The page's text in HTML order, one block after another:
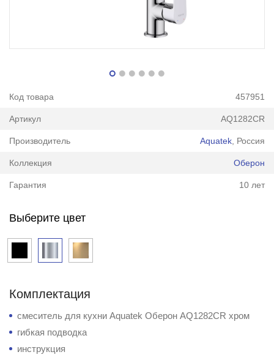
Код товара 457951
Артикул AQ1282CR
Производитель Aquatek , Россия
Коллекция Оберон
Гарантия 10 лет
Выберите цвет
Комплектация
смеситель для кухни Aquatek Оберон AQ1282CR хром
гибкая подводка
инструкция